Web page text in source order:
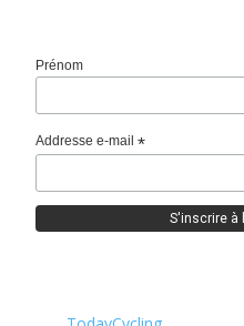
Prénom
Addresse e-mail*